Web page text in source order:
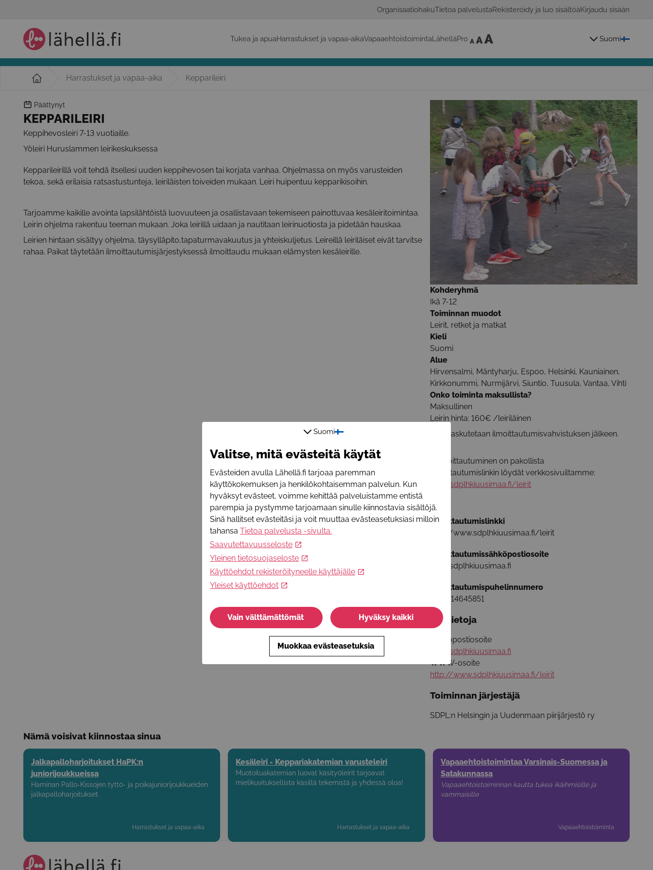
OrganisaatiohakuTietoa palvelustaRekisteröidy ja luo sisältöäKirjaudu sisään
Tukea ja apuaHarrastukset ja vapaa-aikaVapaaehtoistoimintaLähelläPro Suomi
Harrastukset ja vapaa-aika Kepparileiri
Päättynyt
KEPPARILEIRI
Keppihevosleiri 7-13 vuotiaille.
Yöleiri Huruslammen leirikeskuksessa
Kepparileirillä voit tehdä itsellesi uuden keppihevosen tai korjata vanhaa. Ohjelmassa on myös varusteiden
tekoa, sekä erilaisia ratsastustunteja, leiriläisten toiveiden mukaan. Leiri huipentuu kepparikisoihin.
Tarjoamme kaikille avointa lapsilähtöistä luovuuteen ja osallistavaan tekemiseen painottuvaa kesäleiritoimintaa.
Leirin ohjelma rakentuu teeman mukaan. Joka leirillä uidaan ja nautitaan leirinuotiosta ja pidetään hauskaa.
Leirien hintaan sisältyy ohjelma, täysylläpito,tapaturmavakuutus ja yhteiskuljetus. Leireillä leiriläiset eivät tarvitse
rahaa. Paikat täytetään ilmoittautumisjärjestyksessä ilmoittaudu mukaan elämysten kesäleirille.
Kohderyhmä
Ikä 7-12
Toiminnan muodot
Leirit, retket ja matkat
Kieli
Suomi
Alue
Hirvensalmi, Mäntyharju, Espoo, Helsinki, Kauniainen,
Kirkkonummi, Nurmijärvi, Siuntio, Tuusula, Vantaa, Vihti
Onko toiminta maksullista?
Maksullinen
Leirin hinta: 160€ /leiriläinen
Leirit laskutetaan ilmoittautumisvahvistuksen jälkeen.
Ilmoittautuminen on pakollista
Ilmoittautumislinkin löydät verkkosivuiltamme:
www.sdplhkiuusimaa.fi/leirit
Ilmoittautumislinkki
http://www.sdplhkiuusimaa.fi/leirit
Ilmoittautumissähköpostiosoite
info@sdplhkiuusimaa.fi
Ilmoittautumispuhelinnumero
+358414645851
Lisätietoja
Sähköpostiosoite
info@sdplhkiuusimaa.fi
WWW-osoite
http://www.sdplhkiuusimaa.fi/leirit
Toiminnan järjestäjä
SDPL:n Helsingin ja Uudenmaan piirijärjestö ry
Nämä voisivat kiinnostaa sinua
Jalkapalloharjoitukset HaPK:n
juniorijoukkueissa
Haminan Pallo-Kissojen tyttö- ja poikajuniorijoukkueiden
jalkapalloharjoitukset
Harrastukset ja vapaa-aika
Kesäleiri - Keppariakatemian varusteleiri
Muotoiluakatemian luovat käsityöleirit tarjoavat
mielikuvituksellista käsillä tekemistä ja yhdessä oloa!
Harrastukset ja vapaa-aika
Vapaaehtoistoimintaa Varsinais-Suomessa ja
Satakunnassa
Vapaaehtoistoiminnan kautta tukea ikäihmisille ja
vammaisille
Vapaaehtoistoiminta
Suomi
Valitse, mitä evästeitä käytät
Evästeiden avulla Lähellä.fi tarjoaa paremman
käyttökokemuksen ja henkilökohtaisemman palvelun. Kun
hyväksyt evästeet, voimme kehittää palveluistamme entistä
parempia ja pystymme tarjoamaan sinulle kiinnostavia sisältöjä.
Sinä hallitset evästeitäsi ja voit muuttaa evästeasetuksiasi milloin
tahansa Tietoa palvelusta -sivulta.
Saavutettavuusseloste
Yleinen tietosuojaseloste
Käyttöehdot rekisteröityneelle käyttäjälle
Yleiset käyttöehdot
Vain välttämättömät Hyväksy kaikki
Muokkaa evästeasetuksia